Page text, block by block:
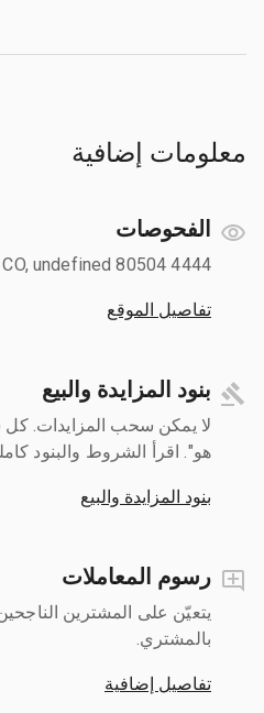
معلومات إضافية
الفحوصات
4444 Ritchie Dr, Mead, CO, undefined 80504
تفاصيل الموقع
بنود المزايدة والبيع
لا يمكن سحب المزايدات. كل
هو". اقرأ الشروط والبنود
بنود المزايدة والبيع
رسوم المعاملات
يتعيّن على المشترين
بالمشتري.
تفاصيل إضافية